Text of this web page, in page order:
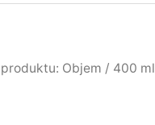
Objem / 400 ml
Seřazeno